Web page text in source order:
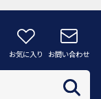
お気に入り お問い合わせ
お気に入り お問い合わせ